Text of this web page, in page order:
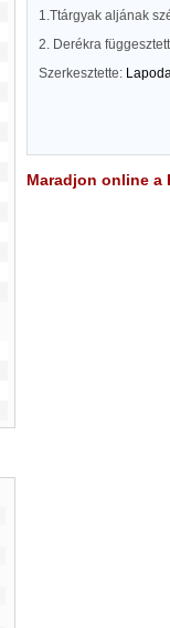
1.Ttárgyak aljának
2. Derékra
Szerkesztette:
Maradjon online a